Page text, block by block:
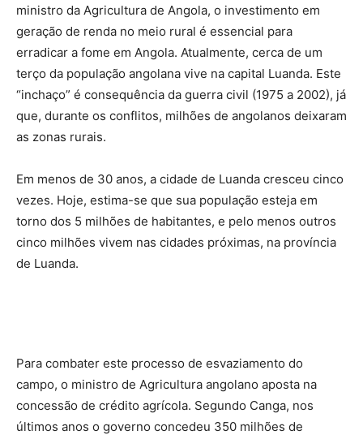
ministro da Agricultura de Angola, o investimento em
geração de renda no meio rural é essencial para
erradicar a fome em Angola. Atualmente, cerca de um
terço da população angolana vive na capital Luanda. Este
“inchaço” é consequência da guerra civil (1975 a 2002), já
que, durante os conflitos, milhões de angolanos deixaram
as zonas rurais.
Em menos de 30 anos, a cidade de Luanda cresceu cinco
vezes. Hoje, estima-se que sua população esteja em
torno dos 5 milhões de habitantes, e pelo menos outros
cinco milhões vivem nas cidades próximas, na província
de Luanda.
Para combater este processo de esvaziamento do
campo, o ministro de Agricultura angolano aposta na
concessão de crédito agrícola. Segundo Canga, nos
últimos anos o governo concedeu 350 milhões de